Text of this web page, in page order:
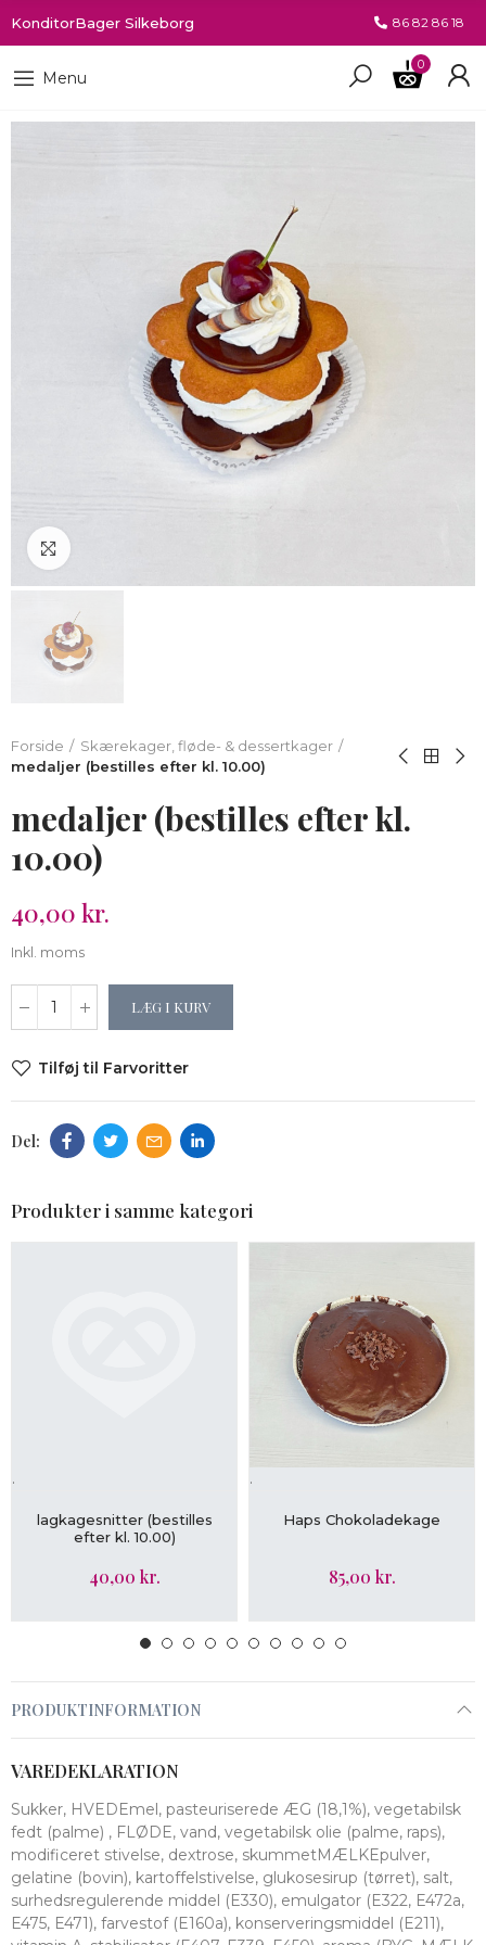
KonditorBager Silkeborg 86 82 86 18
Menu
0
Forside
Skærekager, fløde- & dessertkager
medaljer (bestilles efter kl. 10.00)
medaljer (bestilles efter kl.
10.00)
40,00 kr.
Inkl. moms
LÆG I KURV
Tilføj til Farvoritter
Produkter i samme kategori
LÆG I KURV
.
lagkagesnitter (bestilles
efter kl. 10.00)
40,00 kr.
LÆG I KURV
.
Haps Chokoladekage
85,00 kr.
PRODUKTINFORMATION
VAREDEKLARATION
Sukker, HVEDEmel, pasteuriserede ÆG (18,1%), vegetabilsk
fedt (palme) , FLØDE, vand, vegetabilsk olie (palme, raps),
modificeret stivelse, dextrose, skummetMÆLKEpulver,
gelatine (bovin), kartoffelstivelse, glukosesirup (tørret), salt,
surhedsregulerende middel (E330), emulgator (E322, E472a,
E475, E471), farvestof (E160a), konserveringsmiddel (E211),